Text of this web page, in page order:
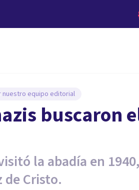
nuestro equipo editorial
buscaron
la abadía en
de Cristo.